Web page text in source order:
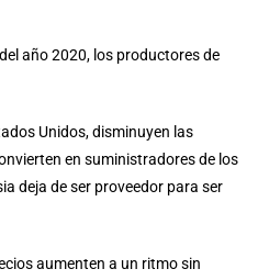
año 2020, los productores de
Unidos, disminuyen las
en suministradores de los
deja de ser proveedor para ser
aumenten a un ritmo sin